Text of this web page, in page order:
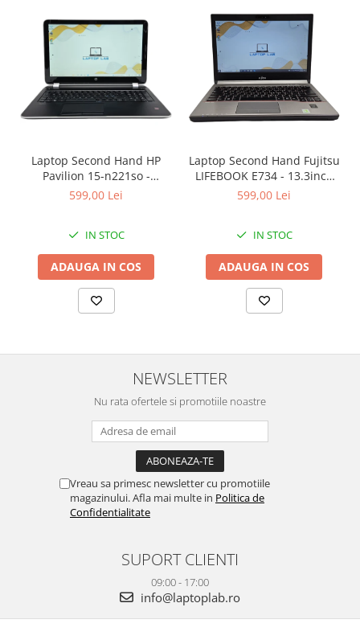
Laptop Second Hand HP
Pavilion 15-n221so -
15.6inch AMD A6-5200 1GB
10 Refurbished
599,00 Lei
IN STOC
ADAUGA IN COS
Laptop Second Hand Fujitsu
LIFEBOOK E734 - 13.3inch
Intel I5-4310M 8GB RAM
599,00 Lei
IN STOC
ADAUGA IN COS
NEWSLETTER
Nu rata ofertele si promotiile noastre
Vreau sa primesc newsletter cu promotiile
magazinului. Afla mai multe in Politica de
Confidentialitate
SUPORT CLIENTI
09:00 - 17:00
info@laptoplab.ro